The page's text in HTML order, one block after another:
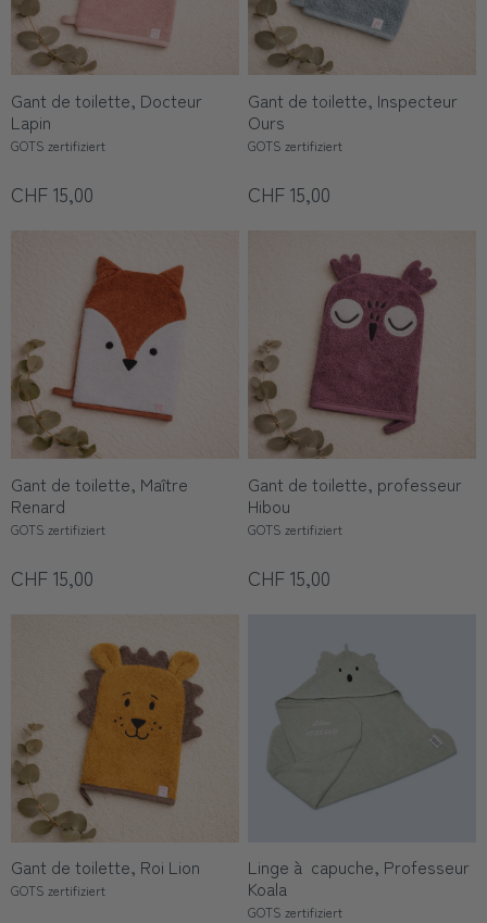
Gant de toilette, Docteur
Lapin
GOTS zertifiziert
CHF 15,00
Gant de toilette, Inspecteur
Ours
GOTS zertifiziert
CHF 15,00
Gant de toilette, Maître
Renard
GOTS zertifiziert
CHF 15,00
Gant de toilette, professeur
Hibou
GOTS zertifiziert
CHF 15,00
Gant de toilette, Roi Lion
GOTS zertifiziert
Linge à capuche, Professeur
Koala
GOTS zertifiziert